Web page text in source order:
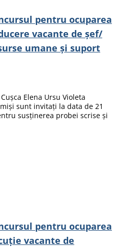
pentru ocuparea
vacante de șef/
umane și suport
Elena Ursu Violeta
sunt invitați la data de 21
susținerea probei scrise și
pentru ocuparea
vacante de